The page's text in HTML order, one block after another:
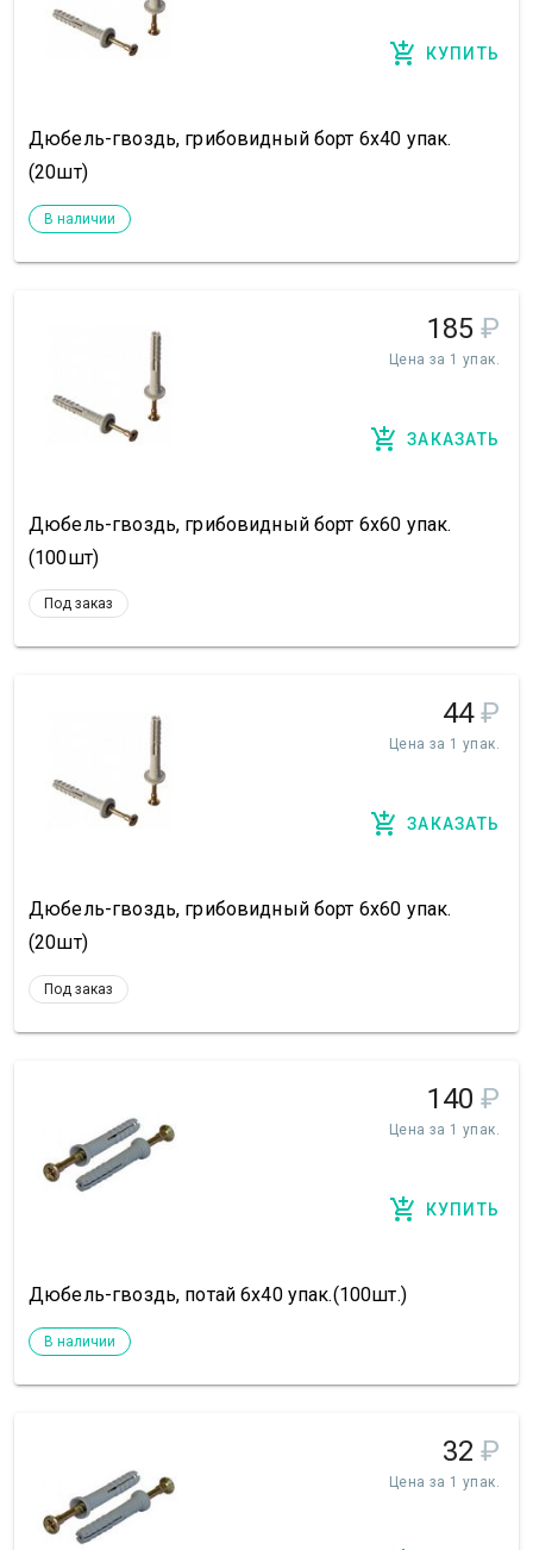
КУПИТЬ
Дюбель-гвоздь, грибовидный борт 6х40 упак.
(20шт)
В наличии
185 ₽
Цена за 1 упак.
ЗАКАЗАТЬ
Дюбель-гвоздь, грибовидный борт 6х60 упак.
(100шт)
Под заказ
44 ₽
Цена за 1 упак.
ЗАКАЗАТЬ
Дюбель-гвоздь, грибовидный борт 6х60 упак.
(20шт)
Под заказ
140 ₽
Цена за 1 упак.
КУПИТЬ
Дюбель-гвоздь, потай 6х40 упак.(100шт.)
В наличии
32 ₽
Цена за 1 упак.